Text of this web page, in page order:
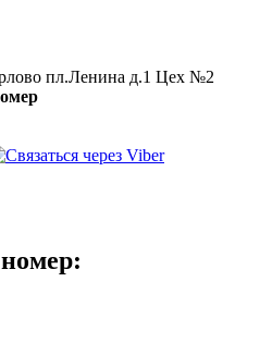
пл.Ленина д.1 Цех №2